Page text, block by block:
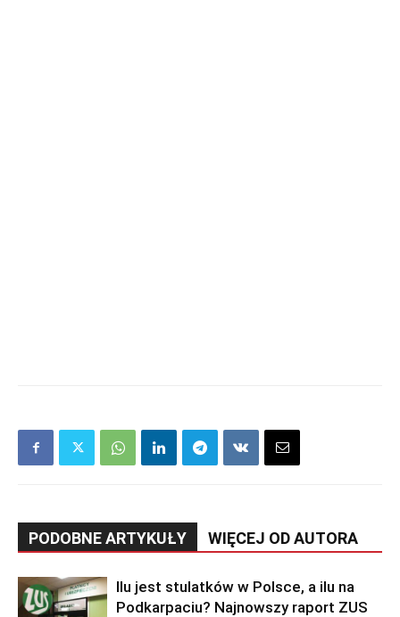
PODOBNE ARTYKUŁY WIĘCEJ OD AUTORA
Ilu jest stulatków w Polsce, a ilu na
Podkarpaciu? Najnowszy raport ZUS